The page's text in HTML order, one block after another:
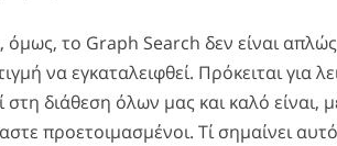
όμως, το Graph Search δεν είναι
να εγκαταλειφθεί. Πρόκειται για
διάθεση όλων μας και καλό είναι,
προετοιμασμένοι. Τί σημαίνει